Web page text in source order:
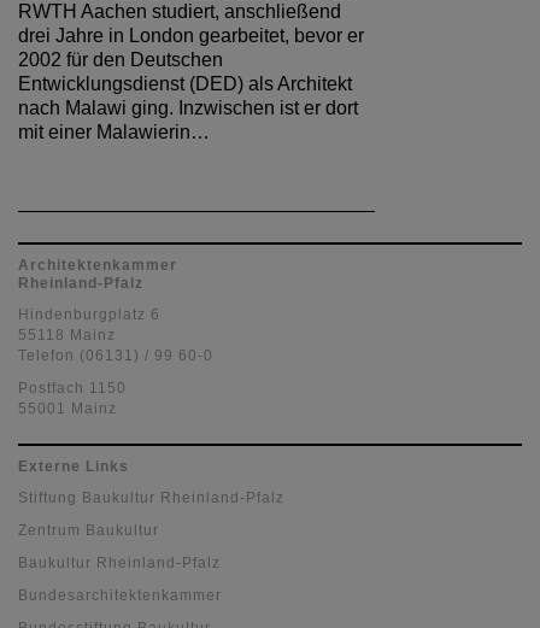
RWTH Aachen studiert, anschließend
drei Jahre in London gearbeitet, bevor er
2002 für den Deutschen
Entwicklungsdienst (DED) als Architekt
nach Malawi ging. Inzwischen ist er dort
mit einer Malawierin…
Architektenkammer
Rheinland-Pfalz
Hindenburgplatz 6
55118 Mainz
Telefon (06131) / 99 60-0
Postfach 1150
55001 Mainz
Externe Links
Stiftung Baukultur Rheinland-Pfalz
Zentrum Baukultur
Baukultur Rheinland-Pfalz
Bundesarchitektenkammer